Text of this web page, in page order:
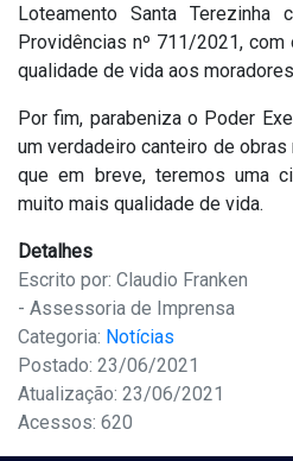
Loteamento Santa
Providências nº 711/2021,
qualidade de vida aos
Por fim, parabeniza o Poder
um verdadeiro canteiro de obras
que em breve, teremos uma
muito mais qualidade de vida.
Detalhes
Escrito por: Claudio Franken
- Assessoria de Imprensa
Categoria: Notícias
Postado: 23/06/2021
Atualização: 23/06/2021
Acessos: 620